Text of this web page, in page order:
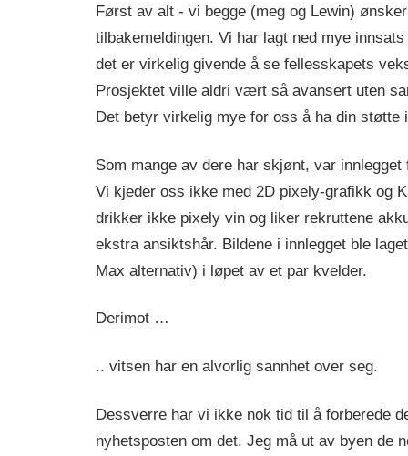
Først av alt - vi begge (meg og Lewin)
tilbakemeldingen. Vi har lagt ned mye
det er virkelig givende å se fellesskapets
Prosjektet ville aldri vært så avansert uten
Det betyr virkelig mye for oss å ha din støtte
Som mange av dere har skjønt, var
Vi kjeder oss ikke med 2D pixely-grafikk og
drikker ikke pixely vin og liker rekruttene
ekstra ansiktshår. Bildene i innlegget ble
Max alternativ) i løpet av et par kvelder.
Derimot …
.. vitsen har en alvorlig sannhet over seg.
Dessverre har vi ikke nok tid til å forberede
nyhetsposten om det. Jeg må ut av byen de